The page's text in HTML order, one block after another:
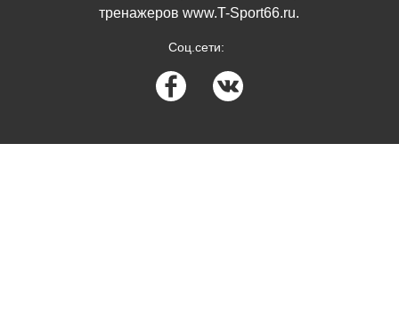
тренажеров www.T-Sport66.ru.
Соц.сети: